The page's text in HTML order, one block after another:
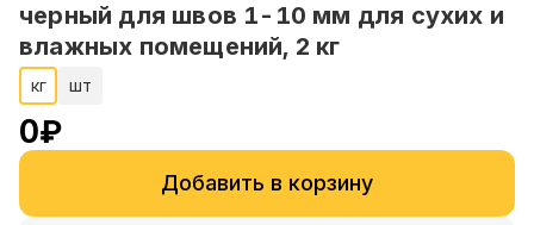
черный для швов 1-10 мм для сухих и
влажных помещений, 2 кг
кг шт
0₽
Добавить в корзину